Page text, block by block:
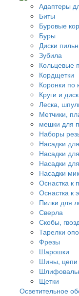
Адаптеры
Биты
Буровые
Буры
Диски
Зубила
Кольцевые
Кордщетки
Коронки по
Круги и
Леска,
Метчики,
мешки для
Наборы
Насадки
Насадки
Насадки
Насадки
Оснастка к
Оснастка к
Пилки для
Сверла
Скобы,
Тарелки
Фрезы
Шарошки
Шины, цепи
Щетки
Осветительное